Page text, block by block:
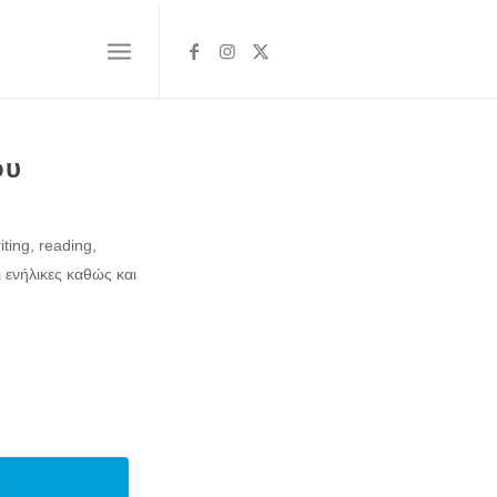
reading,
καθώς και